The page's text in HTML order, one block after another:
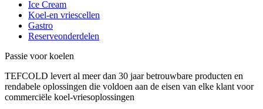
Ice Cream
Koel-en vriescellen
Gastro
Reserveonderdelen
Passie voor koelen
TEFCOLD levert al meer dan 30 jaar betrouwbare producten en
rendabele oplossingen die voldoen aan de eisen van elke klant voor
commerciële koel-vriesoplossingen